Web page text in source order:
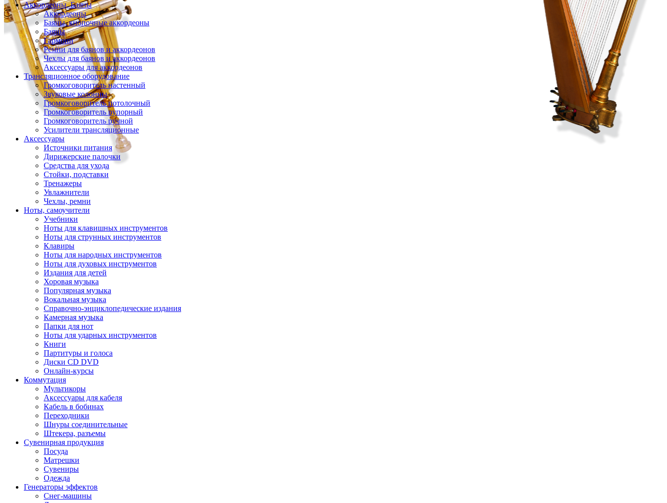
Аккордеоны, Баяны
Аккордеоны
Баяны, кнопочные аккордеоны
Баяны
Гармони
Ремни для баянов и аккордеонов
Чехлы для баянов и аккордеонов
Аксессуары для аккордеонов
Трансляционное оборудование
Громкоговоритель настенный
Звуковые колонны
Громкоговоритель потолочный
Громкоговоритель рупорный
Громкоговоритель ручной
Усилители трансляционные
Аксессуары
Источники питания
Дирижерские палочки
Средства для ухода
Стойки, подставки
Тренажеры
Увлажнители
Чехлы, ремни
Ноты, самоучители
Учебники
Ноты для клавишных инструментов
Ноты для струнных инструментов
Клавиры
Ноты для народных инструментов
Ноты для духовых инструментов
Издания для детей
Хоровая музыка
Популярная музыка
Вокальная музыка
Справочно-энциклопедические издания
Камерная музыка
Папки для нот
Ноты для ударных инструментов
Книги
Партитуры и голоса
Диски CD DVD
Онлайн-курсы
Коммутация
Мультикоры
Аксессуары для кабеля
Кабель в бобинах
Переходники
Шнуры соединительные
Штекера, разъемы
Сувенирная продукция
Посуда
Матрешки
Сувениры
Одежда
Генераторы эффектов
Снег-машины